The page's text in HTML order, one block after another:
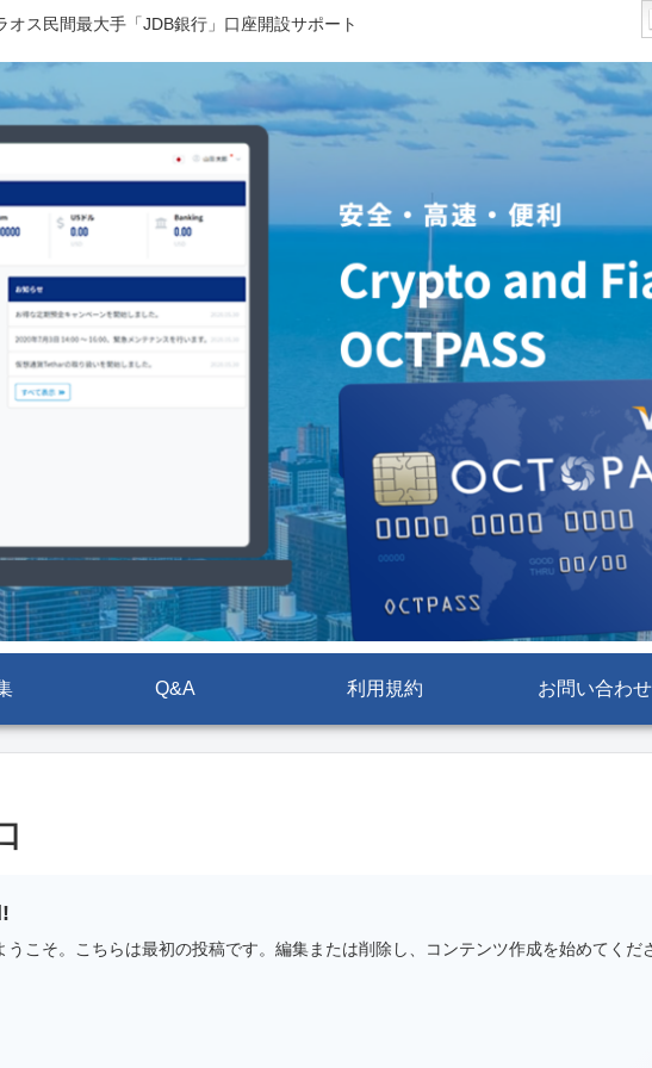
オス民間最大手「JDB銀行」口座開設サポート
Q&A 利用規約 お問い合わせ
うこそ。こちらは最初の投稿です。編集または削除し、コンテンツ作成を始めてくだ